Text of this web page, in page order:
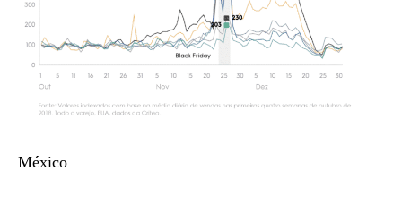
México